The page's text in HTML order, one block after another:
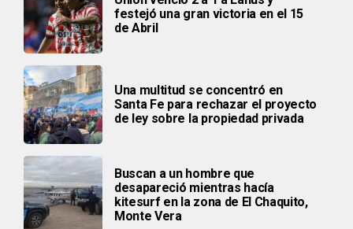
festejó una gran victoria en el 15
de Abril
Una multitud se concentró en
Santa Fe para rechazar el proyecto
de ley sobre la propiedad privada
Buscan a un hombre que
desapareció mientras hacía
kitesurf en la zona de El Chaquito,
Monte Vera